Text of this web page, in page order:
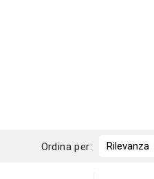
Ordina per: Rilevanza